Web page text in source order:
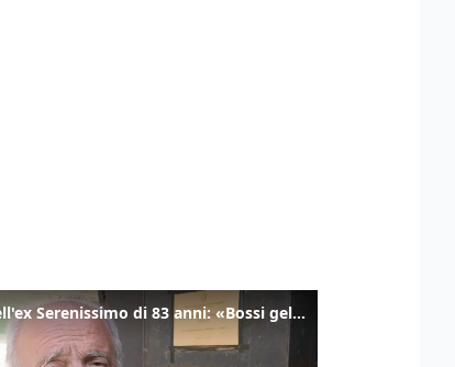
I ricordi dell'ex Serenissimo di 83 anni: «Bossi geloso di noi, in carcere mi cantavano l’inno di San Marco»